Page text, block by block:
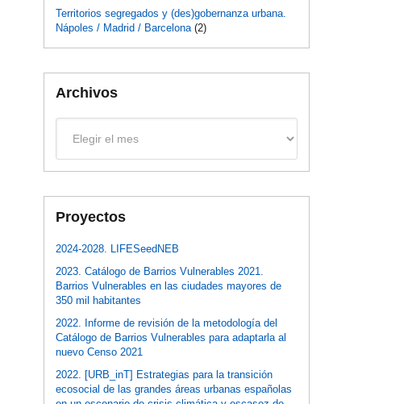
Territorios segregados y (des)gobernanza urbana.
Nápoles / Madrid / Barcelona(2)
Archivos
Proyectos
2024-2028. LIFESeedNEB
2023. Catálogo de Barrios Vulnerables 2021.
Barrios Vulnerables en las ciudades mayores de
350 mil habitantes
2022. Informe de revisión de la metodología del
Catálogo de Barrios Vulnerables para adaptarla al
nuevo Censo 2021
2022. [URB_inT] Estrategias para la transición
ecosocial de las grandes áreas urbanas españolas